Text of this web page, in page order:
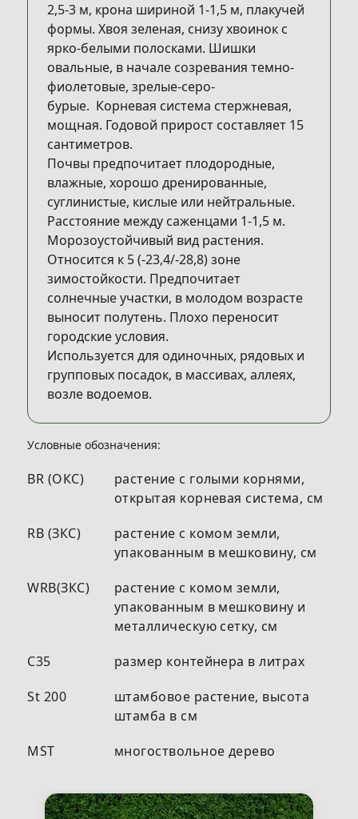
2,5-3 м, крона шириной 1-1,5 м, плакучей
формы. Хвоя зеленая, снизу хвоинок с
ярко-белыми полосками. Шишки
овальные, в начале созревания темно-
фиолетовые, зрелые-серо-
бурые. Корневая система стержневая,
мощная. Годовой прирост составляет 15
сантиметров.
Почвы предпочитает плодородные,
влажные, хорошо дренированные,
суглинистые, кислые или нейтральные.
Расстояние между саженцами 1-1,5 м.
Морозоустойчивый вид растения.
Относится к 5 (-23,4/-28,8) зоне
зимостойкости. Предпочитает
солнечные участки, в молодом возрасте
выносит полутень. Плохо переносит
городские условия.
Используется для одиночных, рядовых и
групповых посадок, в массивах, аллеях,
возле водоемов.
Условные обозначения:
BR (ОКС)
растение с голыми корнями,
открытая корневая система, см
RB (ЗКС)
растение с комом земли,
упакованным в мешковину, см
WRB(ЗКС)
растение с комом земли,
упакованным в мешковину и
металлическую сетку, см
С35
размер контейнера в литрах
St 200
штамбовое растение, высота
штамба в см
MST
многоствольное дерево